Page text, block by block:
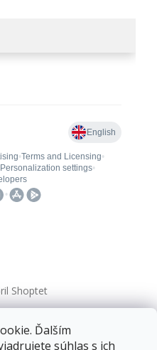
Ďalším
súhlas s ich
Shoptet
. Všetky práva vyhradené.